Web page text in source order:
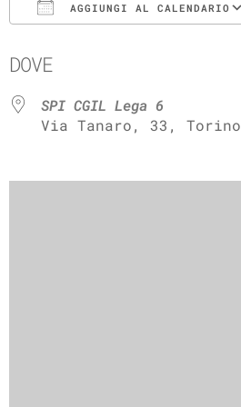
AGGIUNGI AL CALENDARIO
DOVE
SPI CGIL Lega 6
Via Tanaro, 33, Torino